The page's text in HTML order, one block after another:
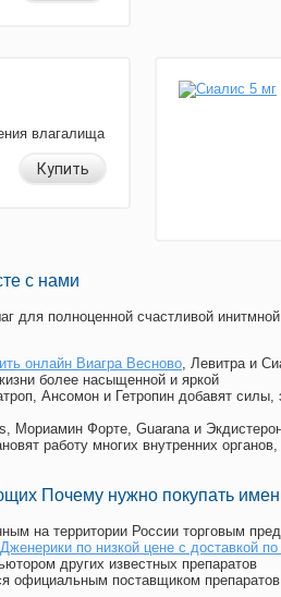
влагалища
Купить
с нами
для полноценной счастливой
онлайн Виагра Весново, Левитра и
более насыщенной и яркой
Ансомон и Гетропин добавят силы,
Мориамин Форте, Guarana и
работу многих внутренних
Почему нужно покупать
на территории России торговым
по низкой цене с доставкой
других известных препаратов
официальным поставщиком